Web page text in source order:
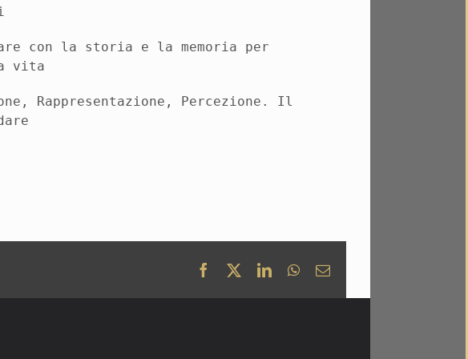
con la storia e la memoria per
vita
Rappresentazione, Percezione. Il
Facebook LinkedInWhatsApp
Email